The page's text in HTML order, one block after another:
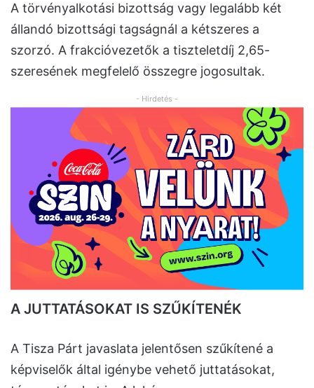
A törvényalkotási bizottság vagy legalább két
állandó bizottsági tagságnál a kétszeres a
szorzó. A frakcióvezetők a tiszteletdíj 2,65-
szeresének megfelelő összegre jogosultak.
- Hirdetés -
A JUTTATÁSOKAT IS SZŰKÍTENÉK
A Tisza Párt javaslata jelentősen szűkítené a
képviselők által igénybe vehető juttatásokat,